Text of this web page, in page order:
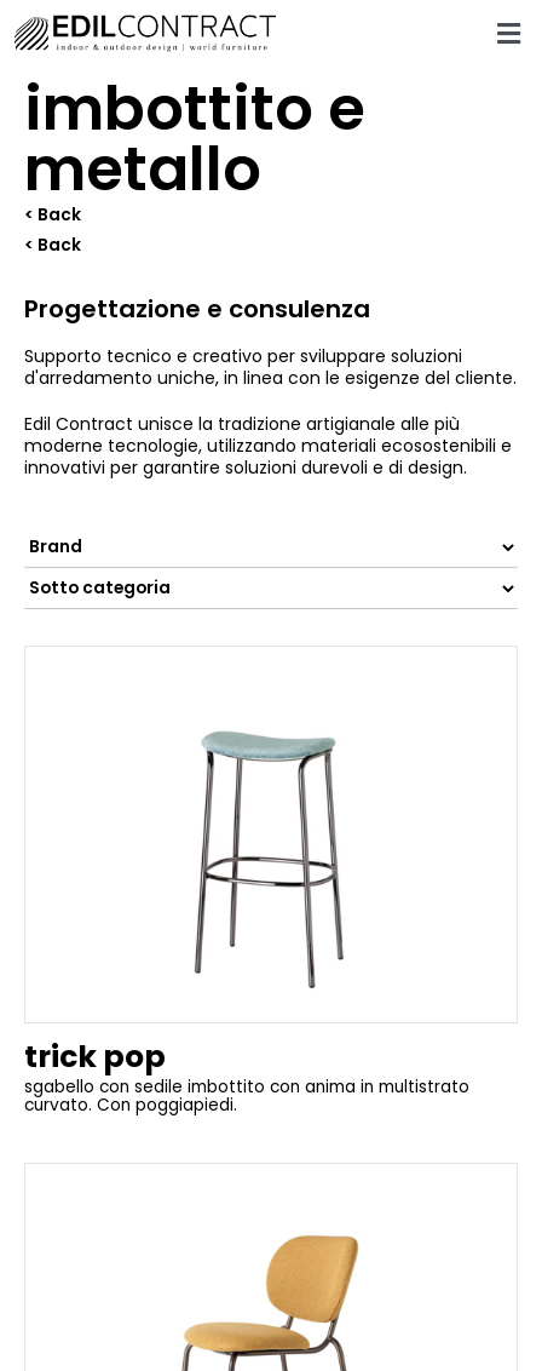
imbottito e
metallo
< Back
< Back
Progettazione e consulenza
Supporto tecnico e creativo per sviluppare soluzioni
d'arredamento uniche, in linea con le esigenze del cliente.
Edil Contract unisce la tradizione artigianale alle più
moderne tecnologie, utilizzando materiali ecosostenibili e
innovativi per garantire soluzioni durevoli e di design.
trick pop
sgabello con sedile imbottito con anima in multistrato
curvato. Con poggiapiedi.